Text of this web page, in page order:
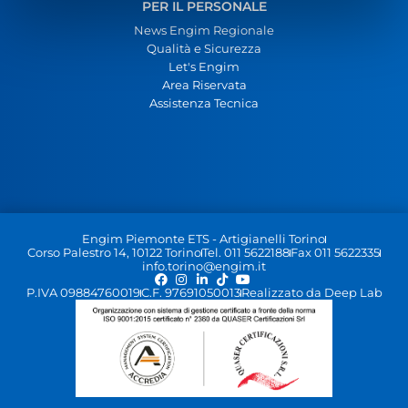
PER IL PERSONALE
News Engim Regionale
Qualità e Sicurezza
Let's Engim
Area Riservata
Assistenza Tecnica
Engim Piemonte ETS - Artigianelli Torino
Corso Palestro 14, 10122 TorinoTel. 011 5622188Fax 011 5622335
info.torino@engim.it
P.IVA 09884760019C.F. 97691050013Realizzato da Deep Lab